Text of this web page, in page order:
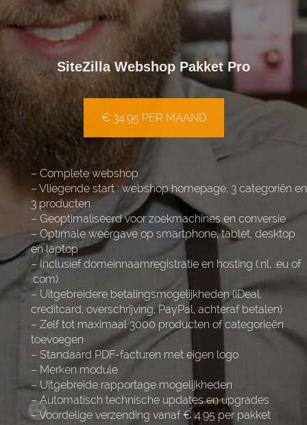
SiteZilla Webshop Pakket Pro
€ 34.95 PER MAAND
– Complete webshop
– Vliegende start : webshop homepage, 3 categoriën en
3 producten
– Geoptimaliseerd voor zoekmachines en conversie
– Optimale weergave op smartphone, tablet, desktop
en laptop
– Inclusief domeinnaamregistratie en hosting (.nl, .eu of
.com)
– Uitgebreidere betalingsmogelijkheden (iDeal,
creditcard, overschrijving, PayPal, achteraf betalen)
– Zelf tot maximaal 3000 producten of categorieën
toevoegen
– Standaard PDF-facturen met eigen logo
– Merken module
– Uitgebreide rapportage mogelijkheden
– Automatisch technische updates en upgrades
– Voordelige verzending vanaf € 4.95 per pakket